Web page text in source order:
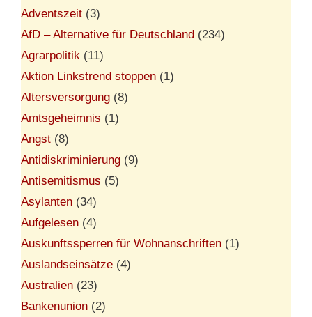
Adventszeit (3)
AfD – Alternative für Deutschland (234)
Agrarpolitik (11)
Aktion Linkstrend stoppen (1)
Altersversorgung (8)
Amtsgeheimnis (1)
Angst (8)
Antidiskriminierung (9)
Antisemitismus (5)
Asylanten (34)
Aufgelesen (4)
Auskunftssperren für Wohnanschriften (1)
Auslandseinsätze (4)
Australien (23)
Bankenunion (2)